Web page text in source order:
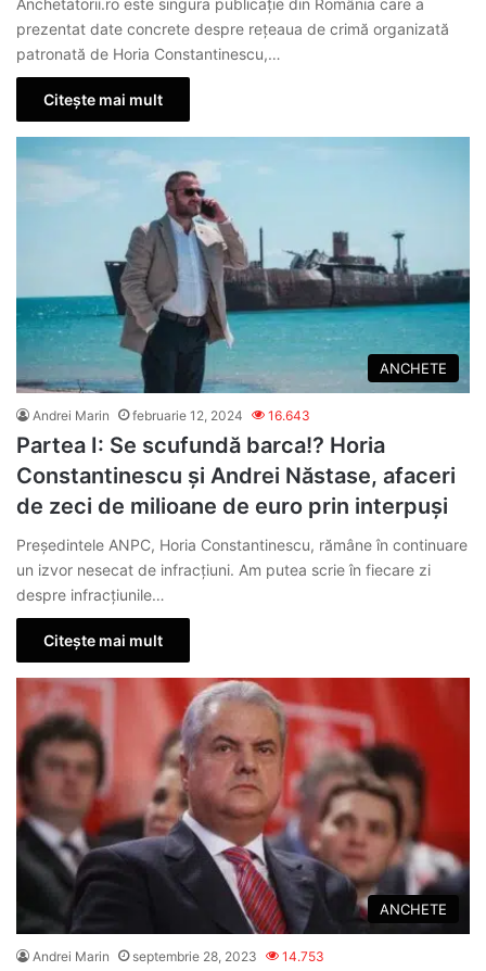
Anchetatorii.ro este singura publicație din România care a
prezentat date concrete despre rețeaua de crimă organizată
patronată de Horia Constantinescu,…
Citește mai mult
ANCHETE
Andrei Marin februarie 12, 2024 16.643
Partea I: Se scufundă barca!? Horia
Constantinescu și Andrei Năstase, afaceri
de zeci de milioane de euro prin interpuși
Președintele ANPC, Horia Constantinescu, rămâne în continuare
un izvor nesecat de infracțiuni. Am putea scrie în fiecare zi
despre infracțiunile…
Citește mai mult
ANCHETE
Andrei Marin septembrie 28, 2023 14.753